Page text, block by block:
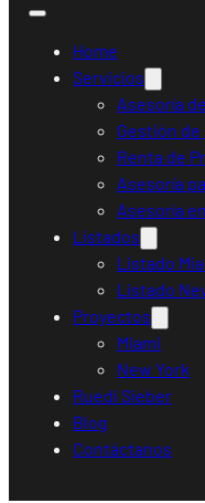
Home
Servicios
Asesoría
Gestión
Renta de
Asesoría
Asesoría
Listados
Listado
Listado
Proyectos
Miami
New York
Ruedi Sieber
Blog
Contáctanos